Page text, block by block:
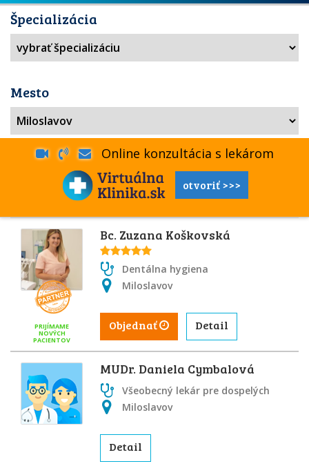
Špecializácia
Mesto
Online konzultácia s lekárom
otvoriť >>>
PRIJÍMAME
NOVÝCH
PACIENTOV
Bc. Zuzana Koškovská
Dentálna hygiena
Miloslavov
Objednať Detail
MUDr. Daniela Cymbalová
Všeobecný lekár pre dospelých
Miloslavov
Detail